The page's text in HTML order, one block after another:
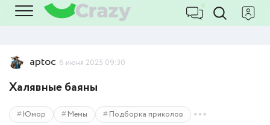
aptoc 6 июня 2025 09:30
Халявные баяны
Юмор Мемы Подборка приколов